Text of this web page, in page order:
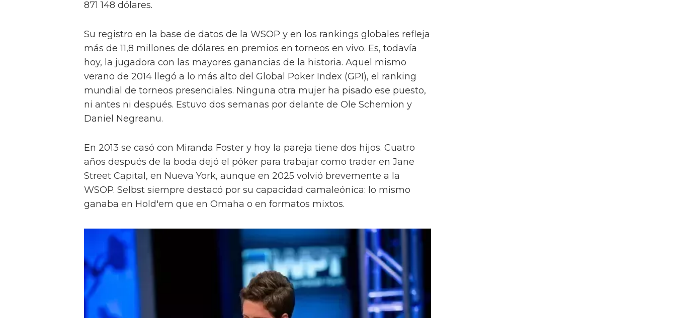
871 148 dólares.
Su registro en la base de datos de la WSOP y en los rankings globales refleja
más de 11,8 millones de dólares en premios en torneos en vivo. Es, todavía
hoy, la jugadora con las mayores ganancias de la historia. Aquel mismo
verano de 2014 llegó a lo más alto del Global Poker Index (GPI), el ranking
mundial de torneos presenciales. Ninguna otra mujer ha pisado ese puesto,
ni antes ni después. Estuvo dos semanas por delante de Ole Schemion y
Daniel Negreanu.
En 2013 se casó con Miranda Foster y hoy la pareja tiene dos hijos. Cuatro
años después de la boda dejó el póker para trabajar como trader en Jane
Street Capital, en Nueva York, aunque en 2025 volvió brevemente a la
WSOP. Selbst siempre destacó por su capacidad camaleónica: lo mismo
ganaba en Hold'em que en Omaha o en formatos mixtos.